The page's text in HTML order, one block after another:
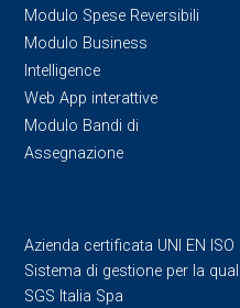
Modulo Spese Reversibili
Modulo Business
Intelligence
Web App interattive
Modulo Bandi di
Assegnazione
Azienda certificata UNI EN ISO
Sistema di gestione per la
SGS Italia Spa